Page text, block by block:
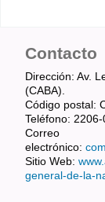
Contacto
Dirección: Av.
(CABA).
Código postal:
Teléfono: 2206-
Correo
electrónico:
Sitio Web:
general-de-la-